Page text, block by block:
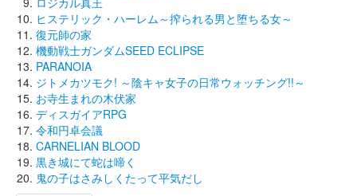
ヒステリック・ハーレム～搾られる男と堕ちる女～
復元師の家
機動戦士ガンダムSEED ECLIPSE
PARANOIA
ジトメカツモク! ～陰キャ女子の日常ウォッチング!!～
お寺生まれの木伏家
ディスガイアRPG
令和円卓会議
CARNELIAN BLOOD
黒き城にて蛇は啼く
鬼の子はさみしくたって平気だし